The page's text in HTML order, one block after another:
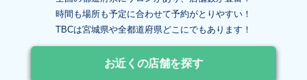
時間も場所も予定に合わせて予約がとりやすい！
TBCは宮城県や全都道府県どこにでもあります！
お近くの店舗を探す